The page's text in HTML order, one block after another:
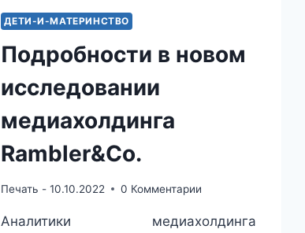
ДЕТИ-И-МАТЕРИНСТВО
Подробности в новом
исследовании
медиахолдинга
Rambler&Co.
Печать - 10.10.2022 0 Комментарии
Аналитики медиахолдинга